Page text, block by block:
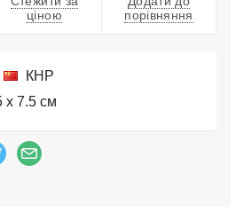
ціною
порівняння
КНР
x 7.5 см